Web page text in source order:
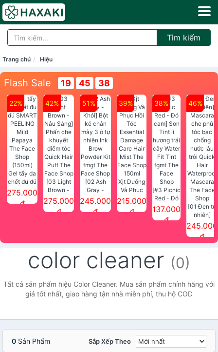
Tìm kiếm
Trang chủ Hiệu
Flash Sale 19 45 38
22%
Gel tẩy da
chết đu đủ
SMART
PEELING
275.000
đ
42%
[03 Light
Brown -
Nâu Sáng]
Phấn che
275.000
đ
51%
[02 Ash
Gray -
Khói] Bột
kẻ chân
Face Shop
245.000
đ
39%
Xịt Dưỡng
Và Phục
Hồi Tóc
Essential
215.000
đ
38%
[#3 Picnic
Red - Đỏ
cam] Son
Face
Shop
137.000
đ
46%
[01 Đen tự
nhiên]
Mascara
che phủ
Waterproof
Mascara
The Face
245.000
đ
color cleaner (0)
Tất cả sản phẩm hiệu Color Cleaner. Mua sản phẩm chính hãng với
giá tốt nhất, giao hàng tận nhà miễn phí, thu hộ COD
0 Sản Phẩm Sắp Xếp Theo